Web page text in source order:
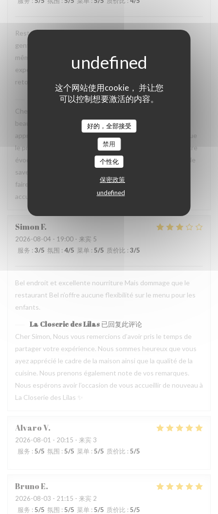
这个网站使用cookie， 并让您
可以控制想要激活的内容。
好的，全部接受
禁用
个性化
保密政策
undefined
Restaurant tres agreable, personnel avec expertise, tres
gentil et amable avec esprit! Cuisine simple et raffiné au
même temps, avec goût. Location charmante, pour un
experience que merece de retourner plusieur fois. Je
retournerai
La Closerie des Lilas已回复此评论
Cher Emanuele, Nous recevons vos compliments avec
beaucoup de plaisir. Nous sommes ravis que vous ayez
apprécié le charme des lieux, la qualité de la cuisine ainsi que
le professionnalisme et la gentillesse de notre équipe. Votre
évocation d’une cuisine à la fois simple, raffinée et pleine de
saveurs reflète parfaitement l’esprit que nous souhaitons
faire vivre à nos hôtes. Nous aurons grand plaisir à vous
accueillir de nouveau à La Closerie des Lilas ✨
SimonF
2026-08-04 - 19:00 - 来宾 5
服务 : 3/5 氛围 : 4/5 菜单 : 5/5 质价比 : 3/5
Bel endroit et excellente nourriture Mais dommage que le
restaurant Bel n’offre aucune flexibilité sur le menu pour les
enfants.
La Closerie des Lilas 已回复此评论
Cher Simon, Nous vous remercions d’avoir pris le temps de
partager votre expérience. Nous sommes heureux que vous
ayez apprécié le cadre de la maison ainsi que la qualité de la
cuisine. Nous prenons également note de vos remarques.
Nous espérons avoir l’occasion de vous accueillir de nouveau à
La Closerie des Lilas ✨
AlvaroV
2026-08-01 - 20:15 - 来宾 3
服务 : 5/5 氛围 : 5/5 菜单 : 5/5 质价比 : 5/5
BrunoE
2026-08-03 - 21:15 - 来宾 2
服务 : 5/5 氛围 : 5/5 菜单 : 5/5 质价比 : 5/5